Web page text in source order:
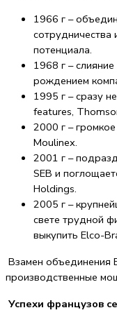
1966 г –
сотрудничества
потенциала.
1968 г –
рождением
1995 г – сразу
features,
2000 г –
Moulinex.
2001 г –
SEB и
Holdings.
2005 г –
свете трудной
выкупить Elco-
Взамен объединения
производственные
Успехи французов